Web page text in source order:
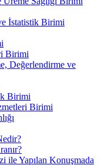
İstatistik Birimi
Birimi
Değerlendirme ve
Birimi
Birimi
ile Yapılan Konuşmada